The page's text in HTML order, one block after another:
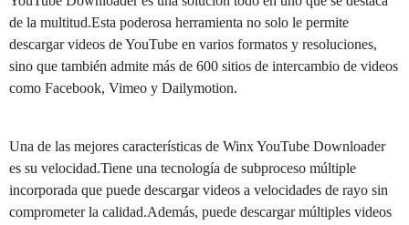
de la multitud.Esta poderosa herramienta no solo le permite
descargar videos de YouTube en varios formatos y resoluciones,
sino que también admite más de 600 sitios de intercambio de videos
como Facebook, Vimeo y Dailymotion.
Una de las mejores características de Winx YouTube Downloader
es su velocidad.Tiene una tecnología de subproceso múltiple
incorporada que puede descargar videos a velocidades de rayo sin
comprometer la calidad.Además, puede descargar múltiples videos